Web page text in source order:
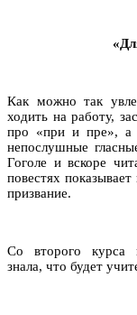
Как можно так
ходить на работу,
про «при и пре», а
непослушные
Гоголе и вскоре
повестях
призвание.
Со второго курса
знала, что будет